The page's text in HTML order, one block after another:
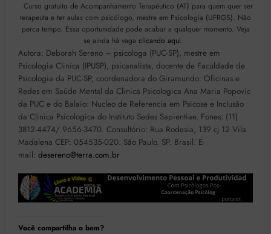
Curso gratuito de Acompanhamento Terapêutico (AT) para quem quer ser
terapeuta e ter aulas com psicólogo, mestre em Psicologia (UFRGS). Não
perca tempo. Essa oportunidade pode acabar a qualquer momento. Veja
se ainda há vaga clicando aqui.
Autora: Deborah Sereno – psicologa (PUC-SP), mestre em
Psicologia Clinica (IPUSP), psicanalista, docente de Faculdade de
Psicologia da PUC-SP, coordenadora do Giramundo: Oficinas e
Redes em Saúde Mental da Clinica Psicologica Ana Maria Popovic
da PUC e do Balaio: Nucleo de Referencia em Psicose e Inclusão
da Clinica Psicologica do Instituto Sedes Sapientiae. Fones: (11)
3812-4474/ 9656-3470. Consultório: Rua Rodesia, 139 cj 12 Vila
Madalena CEP: 054535-020. São Paulo. SP. Brasil. E-
mail: desereno@terra.com.br
Você compartilha o bem?